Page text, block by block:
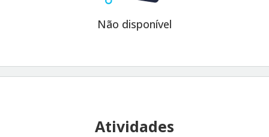
Não disponível
Atividades